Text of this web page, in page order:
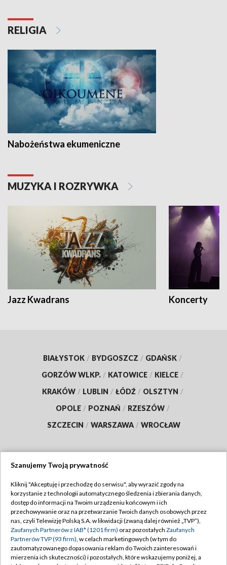
RELIGIA
Nabożeństwa ekumeniczne
MUZYKA I ROZRYWKA
Jazz Kwadrans Koncerty
BIAŁYSTOK / BYDGOSZCZ / GDAŃSK /
GORZÓW WLKP. / KATOWICE / KIELCE /
KRAKÓW / LUBLIN / ŁÓDŹ / OLSZTYN /
OPOLE / POZNAŃ / RZESZÓW /
SZCZECIN / WARSZAWA / WROCŁAW
TVP
Abonament TVP
Emisja w TVP
Centrum informacji TVP
Naziemna Telewizja Cyfrowa
Regulamin TVP
Polityka prywatności
Moje zgody
Szanujemy Twoją prywatność
Kliknij "Akceptuję i przechodzę do serwisu", aby wyrazić zgody na
korzystanie z technologii automatycznego śledzenia i zbierania danych,
dostęp do informacji na Twoim urządzeniu końcowym i ich
przechowywanie oraz na przetwarzanie Twoich danych osobowych przez
nas, czyli Telewizję Polską S.A. w likwidacji (zwaną dalej również „TVP”),
Zaufanych Partnerów z IAB* (1201 firm) oraz pozostałych Zaufanych
Partnerów TVP (93 firm), w celach marketingowych (w tym do
zautomatyzowanego dopasowania reklam do Twoich zainteresowań i
mierzenia ich skuteczności) i pozostałych, które wskazujemy poniżej, a